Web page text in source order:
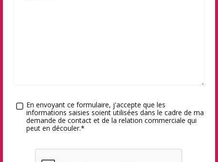
Traitement des données *
En envoyant ce formulaire, j'accepte que les
informations saisies soient utilisées dans le cadre de ma
demande de contact et de la relation commerciale qui
peut en découler.*